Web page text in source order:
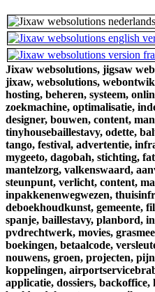
Jixaw websolutions, jigsaw
jixaw, websolutions,
hosting, beheren, systeem,
zoekmachine, optimalisatie,
designer, bouwen, content,
tinyhousebaillestavy, odette,
tango, festival, advertentie,
mygeeto, dagobah, stichting,
mantelzorg, valkenswaard,
steunpunt, verlicht, content,
inpakkenenwegwezen,
deboekhoudkunst, gemeente,
spanje, baillestavy, planbord,
pvdrechtwerk, movies,
boekingen, betaalcode,
nouwens, groen, projecten,
koppelingen,
applicatie, dossiers, backoffice,